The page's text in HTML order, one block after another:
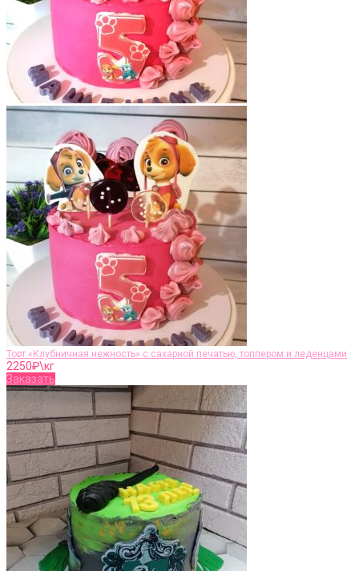
Торт «Клубничная нежность» с сахарной печатью, топпером и леденцами
2250₽\кг
Заказать